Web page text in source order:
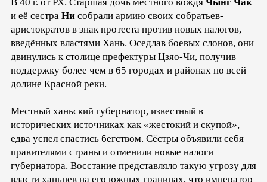
и её сестра Ни собрали армию своих собратьев-
аристократов в знак протеста против новых налогов,
введённых властями Хань. Оседлав боевых слонов, они
двинулись к столице префектуры Цзяо-Чи, получив
поддержку более чем в 65 городах и районах по всей
долине Красной реки.
Местный ханьский губернатор, известный в
исторических источниках как «жестокий и скупой»,
едва успел спастись бегством. Сёстры объявили себя
правителями страны и отменили новые налоги
губернатора. Восстание представляло такую угрозу для
власти ханьцев на его южных границах, что император